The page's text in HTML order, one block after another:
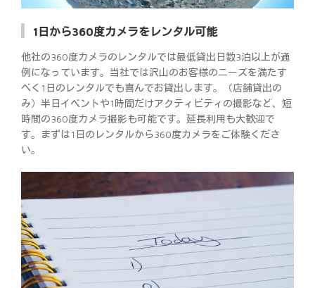
1日から360度カメラをレンタル可能
他社の360度カメラのレンタルでは最低貸出日数3泊以上が通
例になっています。当社では沢山のお客様のニーズを満たす
べく1日のレンタルでも喜んでお貸出します。（店舗貸出の
み）半日イベントや1時間だけアクティビティの撮影など、短
時間の360度カメラ撮影も可能です。延長利用も大歓迎で
す。まずは1日のレンタルから360度カメラをご体験くださ
い。